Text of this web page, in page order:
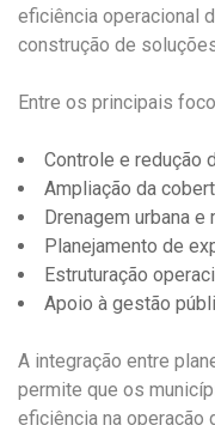
eficiência operacional
construção de
Entre os principais
Controle e redução
Ampliação da
Drenagem urbana
Planejamento de
Estruturação
Apoio à gestão
A integração entre
permite que os
eficiência na operação